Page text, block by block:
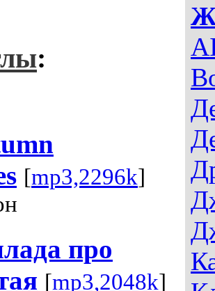
:
[mp3,2296k]
про
[mp3,2048k]